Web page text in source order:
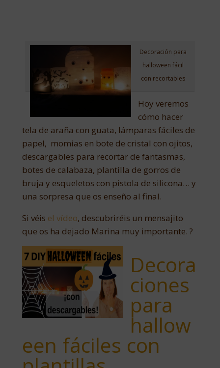
Decoración para
halloween fácil
con recortables
Hoy veremos
cómo hacer
tela de araña con guata, lámparas fáciles de
papel, momias en bote de cristal con ojitos,
descargables para recortar de fantasmas,
botes de calabaza, plantilla de gorros de
bruja y esqueletos con pistola de silicona… y
una sorpresa que os enseño al final.
Si véis el vídeo, descubriréis un mensajito
que os ha dejado Marina muy importante. ?
Decora
ciones
para
hallow
een fáciles con